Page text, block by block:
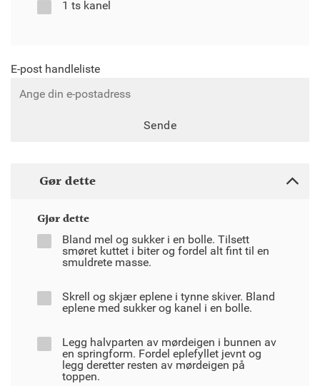
1 ts kanel
E-post handleliste
Sende
Gør dette
Gjør dette
Bland mel og sukker i en bolle. Tilsett
smøret kuttet i biter og fordel alt fint til en
smuldrete masse.
Skrell og skjær eplene i tynne skiver. Bland
eplene med sukker og kanel i en bolle.
Legg halvparten av mørdeigen i bunnen av
en springform. Fordel eplefyllet jevnt og
legg deretter resten av mørdeigen på
toppen.